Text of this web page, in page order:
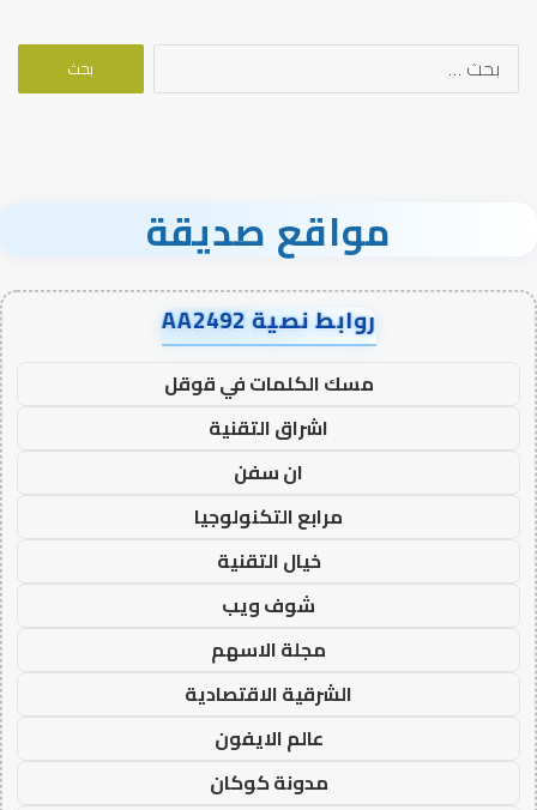
البحث
مواقع صديقة
روابط نصية AA2492
مسك الكلمات في قوقل
اشراق التقنية
ان سفن
مرابع التكنولوجيا
خيال التقنية
شوف ويب
مجلة الاسهم
الشرقية الاقتصادية
عالم الايفون
مدونة كوكان